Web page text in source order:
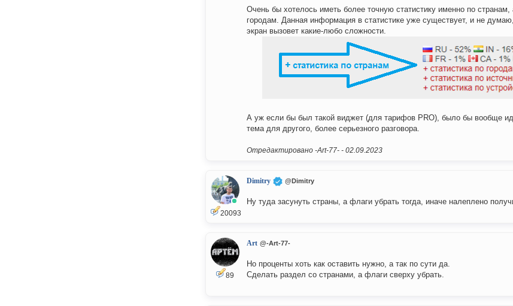
Очень бы хотелось иметь более точную статистику именно по странам,
городам. Данная информация в статистике уже существует, и не
экран вызовет какие-любо сложности.
А уж если бы был такой виджет (для тарифов PRO), было бы вообще
тема для другого, более серьезного разговора.
Отредактировано -Art-77- - 02.09.2023
20093
Dimitry @Dimitry
Ну туда засунуть страны, а флаги убрать тогда, иначе налеплено
89
Art @-Art-77-
Но проценты хоть как оставить нужно, а так по сути да.
Сделать раздел со странами, а флаги сверху убрать.